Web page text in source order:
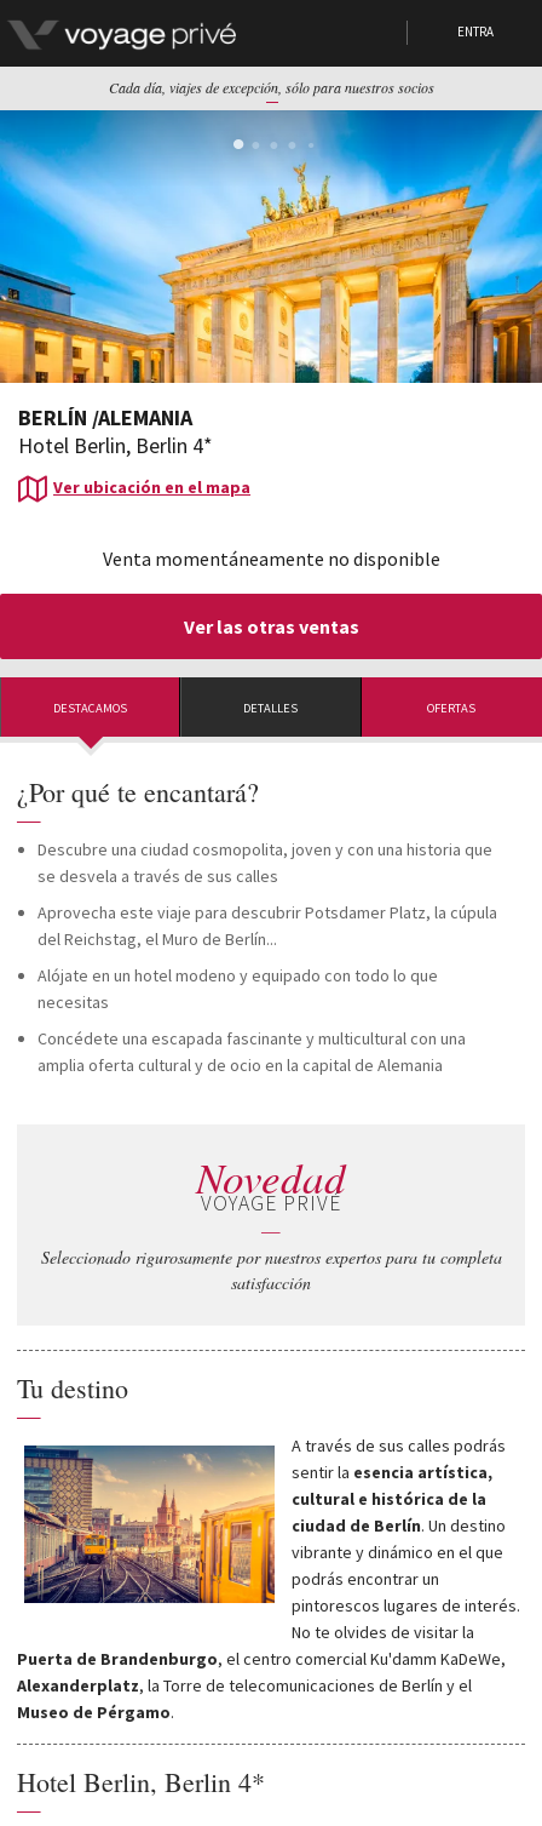
ENTRA
Cada día, viajes de excepción, sólo para nuestros socios
Venta momentáneamente no disponible
Ver las otras ventas
BERLÍN /ALEMANIA
Hotel Berlin, Berlin 4*
Ver ubicación en el mapa
DESTACAMOS DETALLES OFERTAS
¿Por qué te encantará?
—
Descubre una ciudad cosmopolita, joven y con una historia que
se desvela a través de sus calles
Aprovecha este viaje para descubrir Potsdamer Platz, la cúpula
del Reichstag, el Muro de Berlín...
Alójate en un hotel modeno y equipado con todo lo que
necesitas
Concédete una escapada fascinante y multicultural con una
amplia oferta cultural y de ocio en la capital de Alemania
Novedad
VOYAGE PRIVÉ
—
Seleccionado rigurosamente por nuestros expertos para tu completa
satisfacción
Tu destino
—
A través de sus calles podrás
sentir la esencia artística,
cultural e histórica de la
ciudad de Berlín. Un destino
vibrante y dinámico en el que
podrás encontrar un
pintorescos lugares de interés.
No te olvides de visitar la
Puerta de Brandenburgo, el centro comercial Ku'damm KaDeWe,
Alexanderplatz, la Torre de telecomunicaciones de Berlín y el
Museo de Pérgamo.
Hotel Berlin, Berlin 4*
—